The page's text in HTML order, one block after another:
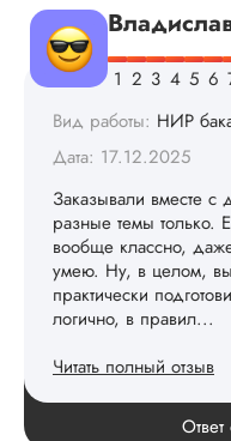
Вид работы: НИР
Дата: 17.12.2025
Заказывали вместе с
разные темы только.
вообще классно,
умею. Ну, в целом,
практически
логично, в правил...
Читать полный отзыв
Мы старались для